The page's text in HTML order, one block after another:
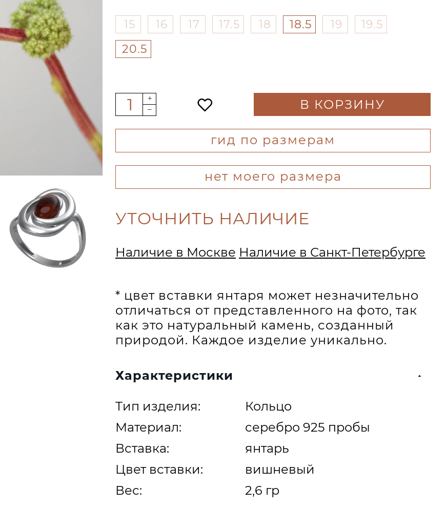
15 16 17 17.5 18 18.5 19
19.5
20.5
В КОРЗИНУ
гид по размерам
нет моего размера
* цвет вставки янтаря может незначительно
отличаться от представленного на фото, так
как это натуральный камень, созданный
природой. Каждое изделие уникально.
Характеристики
Тип изделия:
Кольцо
Материал:
серебро 925 пробы
Вставка:
янтарь
Цвет вставки:
вишневый
Вес:
2,6 гр
УТОЧНИТЬ НАЛИЧИЕ
Наличие в Москве Наличие в Санкт-Петербурге